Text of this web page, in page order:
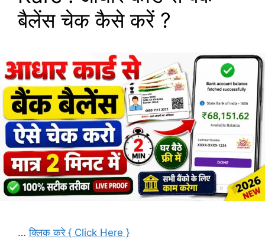
बैलेंस चेक कैसे करें ?
…क्लिक करे { Click Here }